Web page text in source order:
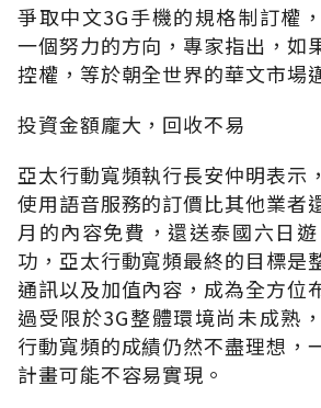
爭取中文3G手機的規格制訂權
一個努力的方向，專家指出，如
控權，等於朝全世界的華文市場
投資金額龐大，回收不易
亞太行動寬頻執行長安仲明表示
使用語音服務的訂價比其他業者
月的內容免費，還送泰國六日
功，亞太行動寬頻最終的目標是
通訊以及加值內容，成為全方位
過受限於3G整體環境尚未成熟
行動寬頻的成績仍然不盡理想，
計畫可能不容易實現。